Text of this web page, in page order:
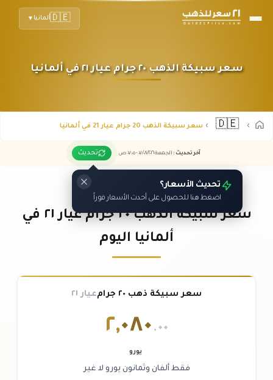
🇩🇪ألمانيا ▼
سعر سبيكة الذهب ٢٠ جرام عيار ٢١ في ألمانيا
🇩🇪 سعر سبيكة الذهب 20 جرام عيار 21 في ألمانيا
آخر تحديث : الجمعة ٠٧ /٠٨/٢٠٢٦ - ٠٧:٠٥ ص تحديث
تحديث الأسعار؟
اضغط هنا للحصول على أحدث الأسعار فوراً
سعر سبيكة الذهب ٢٠ جرام عيار ٢١ في
ألمانيا اليوم
سعر سبيكة ذهب ٢٠ جرام عيار ٢١
٢,٠٨٠ .٠٠
يورو
فقط ألفان وثمانون يورو لا غير